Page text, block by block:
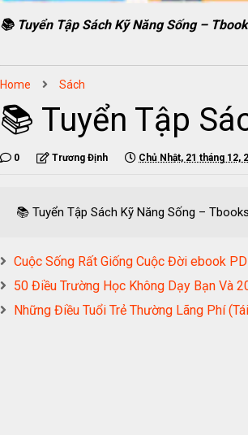
📚 Tuyển Tập Sách Kỹ Năng Sống –
Home Sách
📚 Tuyển Tập
0 Trương Định Chủ Nhật, 21 tháng 12,
📚 Tuyển Tập Sách Kỹ Năng Sống –
Cuộc Sống Rất Giống Cuộc Đời ebook
50 Điều Trường Học Không Dạy Bạn Và
Những Điều Tuổi Trẻ Thường Lãng Phí